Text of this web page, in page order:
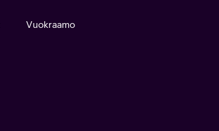
Vuokraamo